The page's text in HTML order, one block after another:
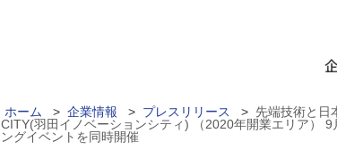
ホーム > 企業情報 > プレスリリース > 先端技術と日
CITY(羽田イノベーションシティ) （2020年開業エリア）
ングイベントを同時開催